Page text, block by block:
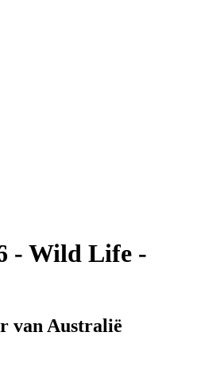
- Wild Life -
van Australië